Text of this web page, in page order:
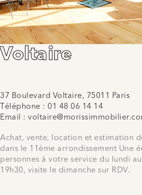
Voltaire
37 Boulevard Voltaire, 75011 Paris
Téléphone : 01 48 06 14 14
Email :
Achat, vente, location et estimation
dans le 11ème arrondissement Une
personnes à votre service du lundi
19h30, visite le dimanche sur RDV.